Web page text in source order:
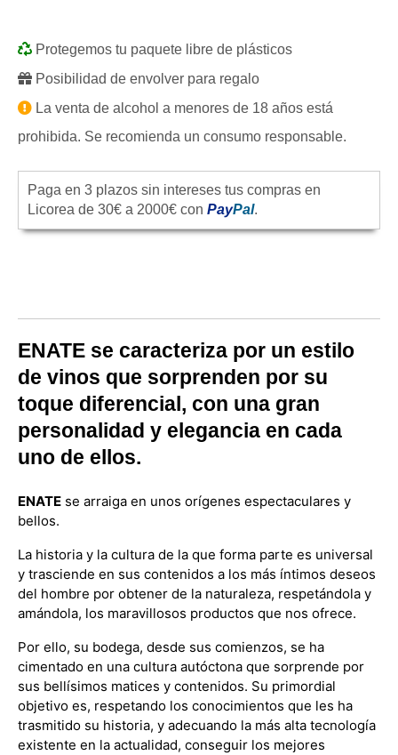
Protegemos tu paquete libre de plásticos
Posibilidad de envolver para regalo
La venta de alcohol a menores de 18 años está
prohibida. Se recomienda un consumo responsable.
Paga en 3 plazos sin intereses tus compras en
Licorea de 30€ a 2000€ con PayPal.
ENATE se caracteriza por un estilo
de vinos que sorprenden por su
toque diferencial, con una gran
personalidad y elegancia en cada
uno de ellos.
ENATE se arraiga en unos orígenes espectaculares y
bellos.
La historia y la cultura de la que forma parte es universal
y trasciende en sus contenidos a los más íntimos deseos
del hombre por obtener de la naturaleza, respetándola y
amándola, los maravillosos productos que nos ofrece.
Por ello, su bodega, desde sus comienzos, se ha
cimentado en una cultura autóctona que sorprende por
sus bellísimos matices y contenidos. Su primordial
objetivo es, respetando los conocimientos que les ha
trasmitido su historia, y adecuando la más alta tecnología
existente en la actualidad, conseguir los mejores